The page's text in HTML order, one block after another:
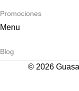
Promociones
Menu
Blog
© 2026